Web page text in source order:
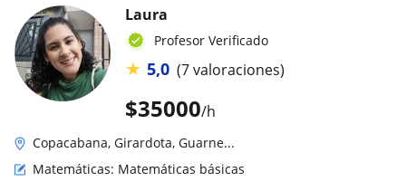
$35000/h
Laura
Profesor Verificado
★ 5,0 (7 valoraciones)
Copacabana, Girardota, Guarne...
Matemáticas: Matemáticas básicas